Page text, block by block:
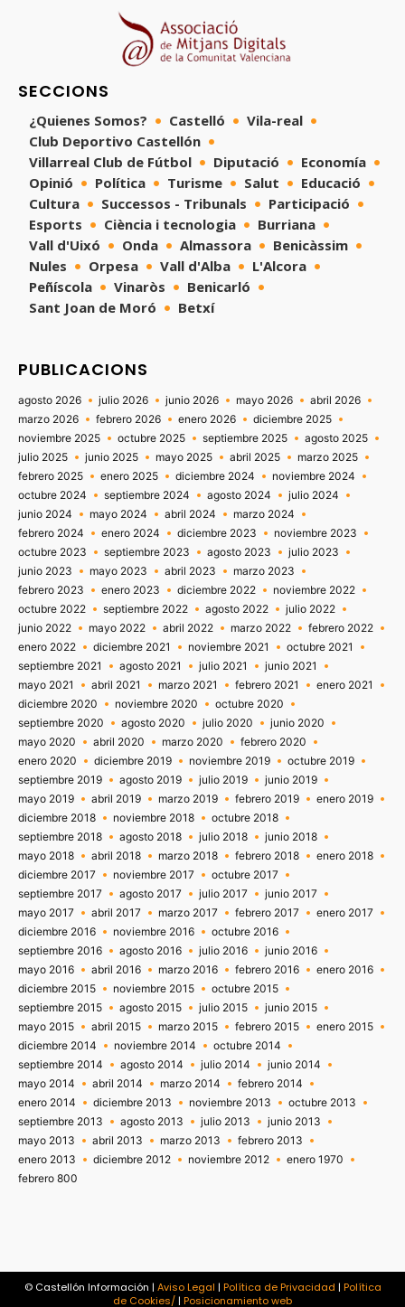
SECCIONS
¿Quienes Somos? Castelló
Vila-real
Club Deportivo Castellón
Villarreal Club de Fútbol
Diputació
Economía
Opinió
Política Turisme Salut
Educació
Cultura
Successos - Tribunals
Participació
Esports
Ciència i tecnologia
Burriana
Vall d'Uixó
Onda Almassora
Benicàssim
Nules
Orpesa Vall d'Alba
L'Alcora
Peñíscola
Vinaròs
Benicarló
Sant Joan de Moró
Betxí
PUBLICACIONS
agosto 2026 julio 2026 junio 2026 mayo 2026
abril 2026
marzo 2026
febrero 2026 enero 2026
diciembre 2025
noviembre 2025
octubre 2025 septiembre 2025
agosto 2025
julio 2025
junio 2025 mayo 2025 abril 2025
marzo 2025
febrero 2025
enero 2025 diciembre 2024
noviembre 2024
octubre 2024
septiembre 2024 agosto 2024
julio 2024
junio 2024
mayo 2024 abril 2024
marzo 2024
febrero 2024
enero 2024 diciembre 2023
noviembre 2023
octubre 2023
septiembre 2023 agosto 2023
julio 2023
junio 2023
mayo 2023 abril 2023
marzo 2023
febrero 2023
enero 2023 diciembre 2022
noviembre 2022
octubre 2022
septiembre 2022 agosto 2022
julio 2022
junio 2022
mayo 2022 abril 2022 marzo 2022
febrero 2022
enero 2022
diciembre 2021 noviembre 2021
octubre 2021
septiembre 2021
agosto 2021 julio 2021
junio 2021
mayo 2021
abril 2021 marzo 2021 febrero 2021
enero 2021
diciembre 2020
noviembre 2020
octubre 2020
septiembre 2020
agosto 2020 julio 2020
junio 2020
mayo 2020
abril 2020 marzo 2020
febrero 2020
enero 2020
diciembre 2019 noviembre 2019
octubre 2019
septiembre 2019
agosto 2019 julio 2019
junio 2019
mayo 2019
abril 2019 marzo 2019 febrero 2019
enero 2019
diciembre 2018
noviembre 2018
octubre 2018
septiembre 2018
agosto 2018 julio 2018
junio 2018
mayo 2018
abril 2018 marzo 2018 febrero 2018
enero 2018
diciembre 2017
noviembre 2017
octubre 2017
septiembre 2017
agosto 2017 julio 2017
junio 2017
mayo 2017
abril 2017 marzo 2017 febrero 2017
enero 2017
diciembre 2016
noviembre 2016
octubre 2016
septiembre 2016
agosto 2016 julio 2016
junio 2016
mayo 2016
abril 2016 marzo 2016 febrero 2016
enero 2016
diciembre 2015
noviembre 2015
octubre 2015
septiembre 2015
agosto 2015 julio 2015
junio 2015
mayo 2015
abril 2015 marzo 2015 febrero 2015
enero 2015
diciembre 2014
noviembre 2014
octubre 2014
septiembre 2014
agosto 2014 julio 2014
junio 2014
mayo 2014
abril 2014 marzo 2014
febrero 2014
enero 2014
diciembre 2013 noviembre 2013
octubre 2013
septiembre 2013
agosto 2013 julio 2013
junio 2013
mayo 2013
abril 2013 marzo 2013
febrero 2013
enero 2013
diciembre 2012 noviembre 2012
enero 1970
febrero 800
© Castellón Información | Aviso Legal | Política de Privacidad | Política
de Cookies/| Posicionamiento web